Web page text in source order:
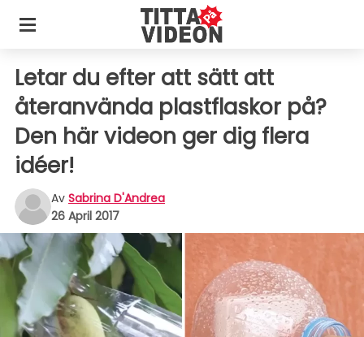
Letar du efter att sätt att
återanvända plastflaskor på?
Den här videon ger dig flera
idéer!
Av Sabrina D'Andrea
26 April 2017